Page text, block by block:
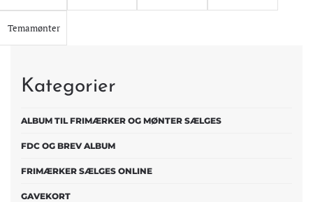
Temamønter
Kategorier
ALBUM TIL FRIMÆRKER OG MØNTER SÆLGES
FDC OG BREV ALBUM
FRIMÆRKER SÆLGES ONLINE
GAVEKORT